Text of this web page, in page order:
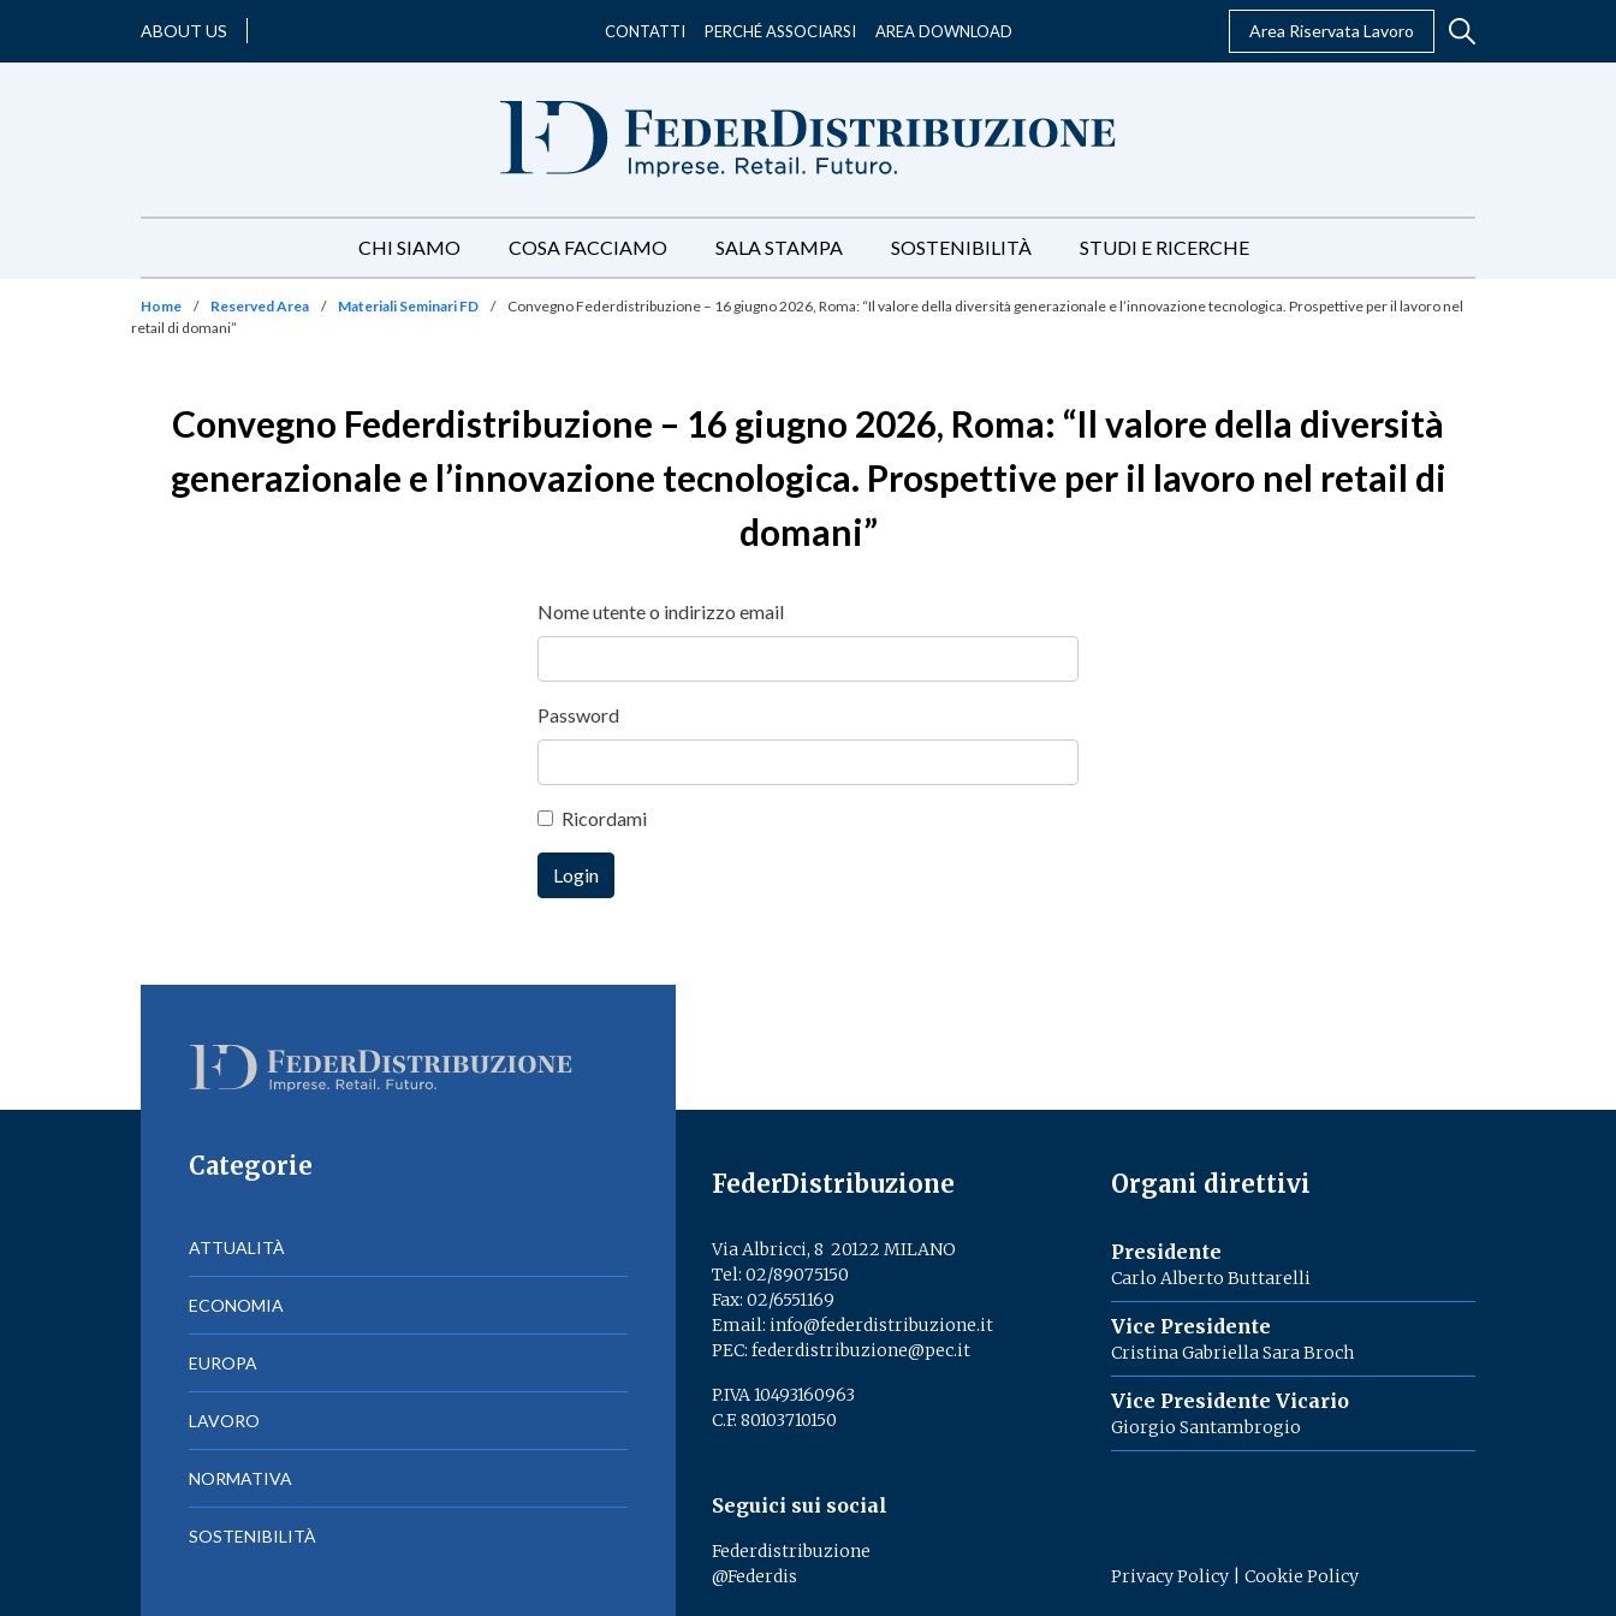
ABOUT US CONTATTI PERCHÉ ASSOCIARSI AREA DOWNLOAD Area Riservata Lavoro
CHI SIAMO COSA FACCIAMO SALA STAMPA SOSTENIBILITÀ STUDI E RICERCHE
Home / Reserved Area / Materiali Seminari FD /
Convegno Federdistribuzione – 16 giugno 2026, Roma: “Il valore della diversità generazionale e l’innovazione tecnologica. Prospettive per il lavoro nel
retail di domani”
Convegno Federdistribuzione – 16 giugno 2026, Roma: “Il valore della diversità
generazionale e l’innovazione tecnologica. Prospettive per il lavoro nel retail di
domani”
Nome utente o indirizzo email
Password
Ricordami
Categorie
ATTUALITÀ
ECONOMIA
EUROPA
LAVORO
NORMATIVA
SOSTENIBILITÀ
FederDistribuzione
Via Albricci, 8 ­ 20122 MILANO
Tel: 02/89075150
Fax: 02/6551169
Email: info@federdistribuzione.it
PEC: federdistribuzione@pec.it
P.IVA 10493160963
C.F. 80103710150
Seguici sui social
Federdistribuzione
@Federdis
Organi direttivi
Presidente
Carlo Alberto Buttarelli
Vice Presidente
Cristina Gabriella Sara Broch
Vice Presidente Vicario
Giorgio Santambrogio
Privacy Policy |Cookie Policy